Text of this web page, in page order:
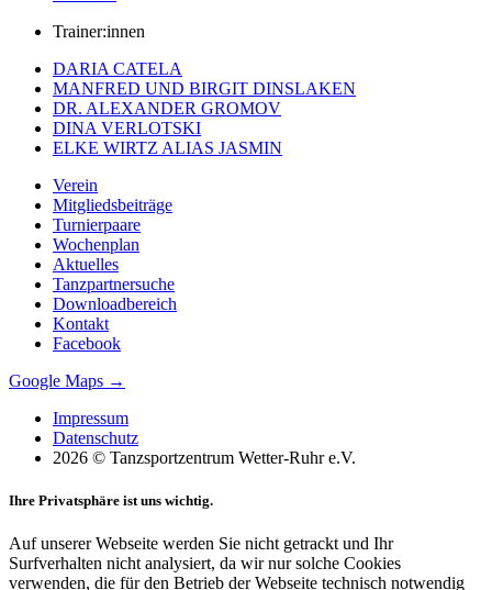
Trainer:innen
DARIA CATELA
MANFRED UND BIRGIT DINSLAKEN
DR. ALEXANDER GROMOV
DINA VERLOTSKI
ELKE WIRTZ ALIAS JASMIN
Verein
Mitgliedsbeiträge
Turnierpaare
Wochenplan
Aktuelles
Tanzpartnersuche
Downloadbereich
Kontakt
Facebook
Google Maps →
Impressum
Datenschutz
2026 © Tanzsportzentrum Wetter-Ruhr e.V.
Ihre Privatsphäre ist uns wichtig.
Auf unserer Webseite werden Sie nicht getrackt und Ihr
Surfverhalten nicht analysiert, da wir nur solche Cookies
verwenden, die für den Betrieb der Webseite technisch notwendig